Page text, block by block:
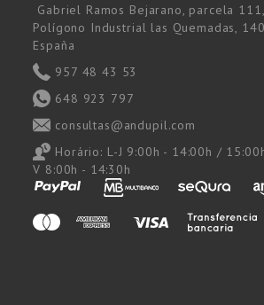
Gabriel Ramos Bejarano, parcela
Polígono Industrial las Quemadas,
España
957 48 43 53
648 923 797
consultas@andupil.com
Horário: L-J 9:00h - 14:00h /
V 8:00h - 14:30h